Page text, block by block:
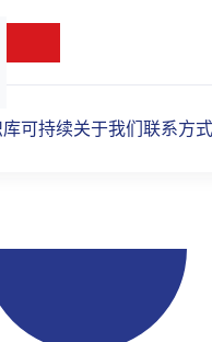
可持续关于我们联系方式